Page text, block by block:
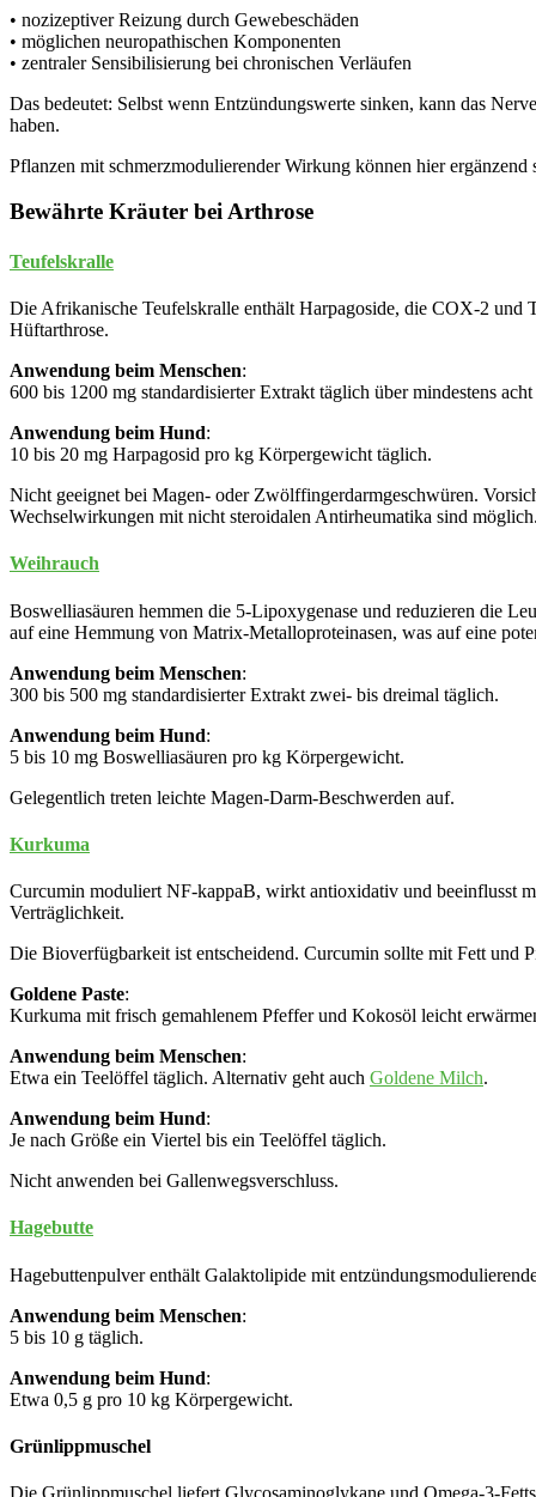
• nozizeptiver Reizung durch Gewebeschäden
• möglichen neuropathischen Komponenten
• zentraler Sensibilisierung bei chronischen Verläufen
Das bedeutet: Selbst wenn Entzündungswerte sinken, kann das
haben.
Pflanzen mit schmerzmodulierender Wirkung können hier ergänzend
Bewährte Kräuter bei Arthrose
Teufelskralle
Die Afrikanische Teufelskralle enthält Harpagoside, die COX-2 und
Hüftarthrose.
Anwendung beim Menschen:
600 bis 1200 mg standardisierter Extrakt täglich über mindestens
Anwendung beim Hund:
10 bis 20 mg Harpagosid pro kg Körpergewicht täglich.
Nicht geeignet bei Magen- oder Zwölffingerdarmgeschwüren.
Wechselwirkungen mit nicht steroidalen Antirheumatika sind
Weihrauch
Boswelliasäuren hemmen die 5-Lipoxygenase und reduzieren die
auf eine Hemmung von Matrix-Metalloproteinasen, was auf eine
Anwendung beim Menschen:
300 bis 500 mg standardisierter Extrakt zwei- bis dreimal täglich.
Anwendung beim Hund:
5 bis 10 mg Boswelliasäuren pro kg Körpergewicht.
Gelegentlich treten leichte Magen-Darm-Beschwerden auf.
Kurkuma
Curcumin moduliert NF-kappaB, wirkt antioxidativ und beeinflusst
Verträglichkeit.
Die Bioverfügbarkeit ist entscheidend. Curcumin sollte mit Fett und
Goldene Paste:
Kurkuma mit frisch gemahlenem Pfeffer und Kokosöl leicht
Anwendung beim Menschen:
Etwa ein Teelöffel täglich. Alternativ geht auch Goldene Milch.
Anwendung beim Hund:
Je nach Größe ein Viertel bis ein Teelöffel täglich.
Nicht anwenden bei Gallenwegsverschluss.
Hagebutte
Hagebuttenpulver enthält Galaktolipide mit
Anwendung beim Menschen:
5 bis 10 g täglich.
Anwendung beim Hund:
Etwa 0,5 g pro 10 kg Körpergewicht.
Grünlippmuschel